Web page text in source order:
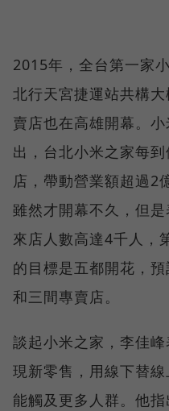
2015年，全台第一家
北行天宮捷運站共構
賣店也在高雄開幕。
出，台北小米之家每
店，帶動營業額超過2
雖然才開幕不久，但
來店人數高達4千人，
的目標是五都開花，
和三間專賣店。
談起小米之家，李佳
現新零售，用線下替
能觸及更多人群。他